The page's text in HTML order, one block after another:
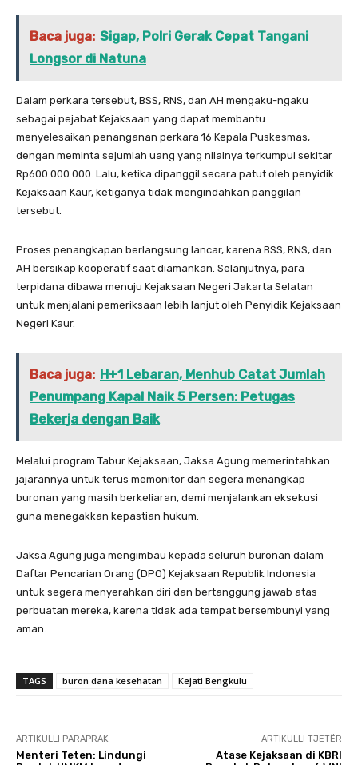
Baca juga: Sigap, Polri Gerak Cepat Tangani
Longsor di Natuna
Dalam perkara tersebut, BSS, RNS, dan AH mengaku-ngaku
sebagai pejabat Kejaksaan yang dapat membantu
menyelesaikan penanganan perkara 16 Kepala Puskesmas,
dengan meminta sejumlah uang yang nilainya terkumpul sekitar
Rp600.000.000. Lalu, ketika dipanggil secara patut oleh penyidik
Kejaksaan Kaur, ketiganya tidak mengindahkan panggilan
tersebut.
Proses penangkapan berlangsung lancar, karena BSS, RNS, dan
AH bersikap kooperatif saat diamankan. Selanjutnya, para
terpidana dibawa menuju Kejaksaan Negeri Jakarta Selatan
untuk menjalani pemeriksaan lebih lanjut oleh Penyidik Kejaksaan
Negeri Kaur.
Baca juga: H+1 Lebaran, Menhub Catat Jumlah
Penumpang Kapal Naik 5 Persen: Petugas
Bekerja dengan Baik
Melalui program Tabur Kejaksaan, Jaksa Agung memerintahkan
jajarannya untuk terus memonitor dan segera menangkap
buronan yang masih berkeliaran, demi menjalankan eksekusi
guna menegakkan kepastian hukum.
Jaksa Agung juga mengimbau kepada seluruh buronan dalam
Daftar Pencarian Orang (DPO) Kejaksaan Republik Indonesia
untuk segera menyerahkan diri dan bertanggung jawab atas
perbuatan mereka, karena tidak ada tempat bersembunyi yang
aman.
TAGS buron dana kesehatan Kejati Bengkulu
ARTIKULLI PARAPRAK
Menteri Teten: Lindungi
ARTIKULLI TJETËR
Atase Kejaksaan di KBRI